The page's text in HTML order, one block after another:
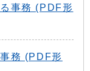
事務 (PDF形
務 (PDF形